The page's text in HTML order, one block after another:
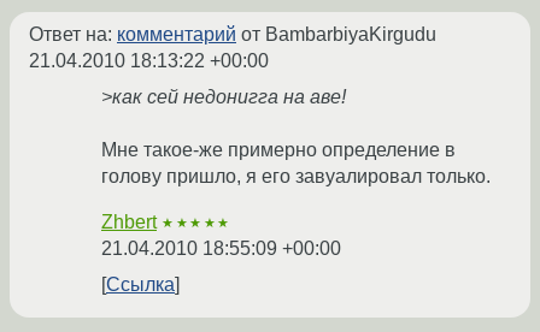
Ответ на: комментарий от BambarbiyaKirgudu
21.04.2010 18:13:22 +00:00
>как сей недонигга на аве!
Мне такое-же примерно определение в
голову пришло, я его завуалировал только.
Zhbert ★★★★★
21.04.2010 18:55:09 +00:00
Ссылка